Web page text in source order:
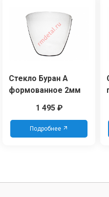
Стекло Буран А
формованное 2мм
1 495₽
Подробнее